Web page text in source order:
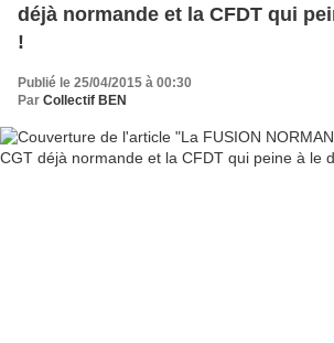
déjà normande et la CFDT qui
!
Publié le 25/04/2015 à 00:30
Par Collectif BEN